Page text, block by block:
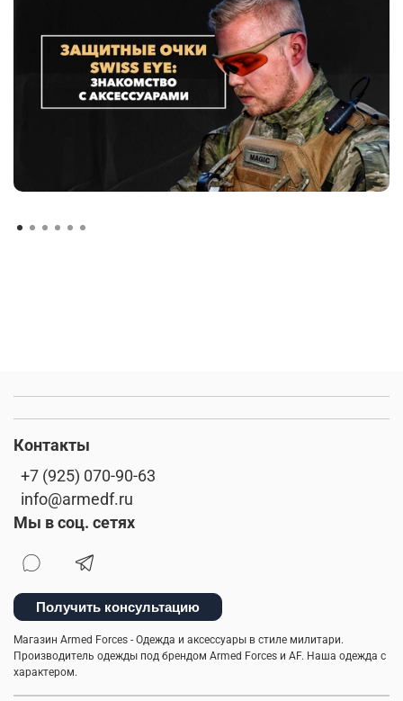
Контакты
+7 (925) 070-90-63
info@armedf.ru
Мы в соц. сетях
Получить консультацию
Магазин Armed Forces - Одежда и аксессуары в стиле милитари.
Производитель одежды под брендом Armed Forces и AF. Наша одежда с
характером.